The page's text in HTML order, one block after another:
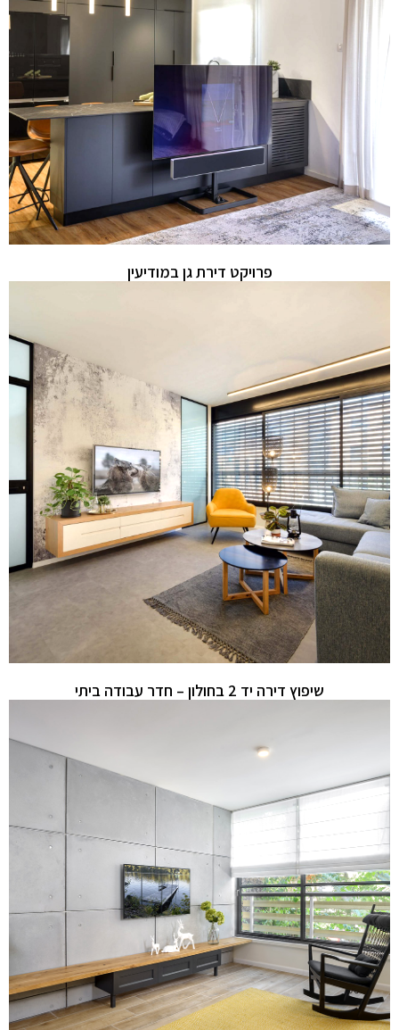
פרויקט דירת גן במודיעין
שיפוץ דירה יד 2 בחולון – חדר עבודה ביתי